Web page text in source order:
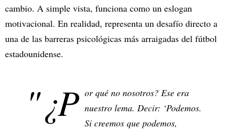
cambio. A simple vista, funciona como un eslogan
motivacional. En realidad, representa un desafío directo a
una de las barreras psicológicas más arraigadas del fútbol
estadounidense.
"¿P or qué no nosotros? Ese era
nuestro lema. Decir: ‘Podemos.
Si creemos que podemos,